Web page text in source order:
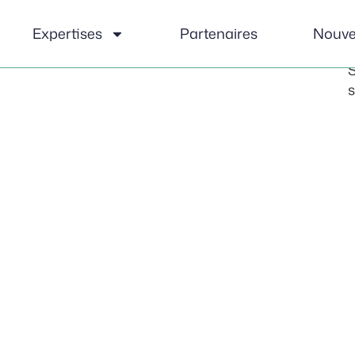
Expertises Partenaires